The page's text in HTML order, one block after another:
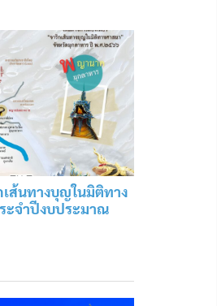
เส้นทางบุญในมิติทาง
ะจำปีงบประมาณ